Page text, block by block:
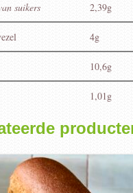
suikers 2,39g
4g
10,6g
1,01g